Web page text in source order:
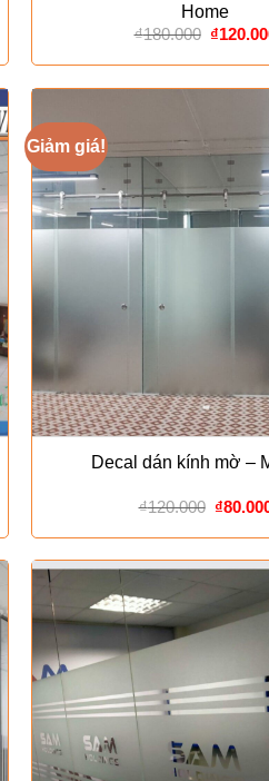
Home
₫180.000 Giá
là:
₫
Giảm giá!
Decal dán kính mờ –
₫120.000 Giá
là:
₫